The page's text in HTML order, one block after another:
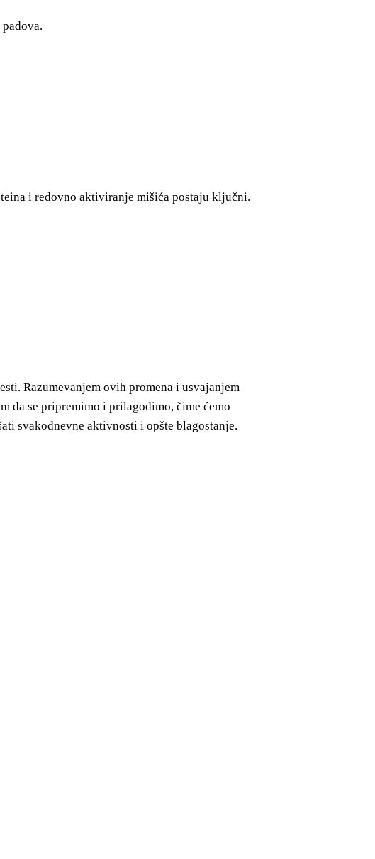
i redovno aktiviranje mišića postaju ključni.
Razumevanjem ovih promena i usvajanjem
da se pripremimo i prilagodimo, čime ćemo
svakodnevne aktivnosti i opšte blagostanje.